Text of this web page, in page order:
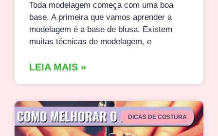
Toda modelagem começa com uma boa
base. A primeira que vamos aprender a
modelagem é a base de blusa. Existem
muitas técnicas de modelagem, e
LEIA MAIS »
DICAS DE COSTURA